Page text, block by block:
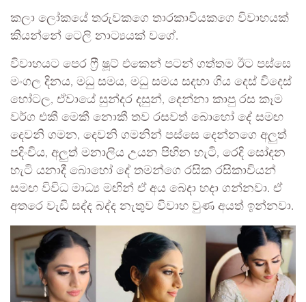
කලා ලෝකයේ තරුවකගෙ තාරකාවියකගෙ විවාහයක්
කියන්නේ ටෙලි නාට්‍යයක් වගේ.
විවාහයට පෙර ෆ්‍රී ෂූට් එකෙන් පටන් ගත්තම ඊට පස්සෙ
මංගල දිනය, මධු සමය, මධු සමය සදහා ගිය දෙස් විදෙස්
හෝටල, ඒව‍ායේ සුන්දර දසුන්, දෙන්නා කාපු රස කෑම
වර්ග එකී මෙකී නොකී තව රසවත් බොහෝ දේ සමඟ
දෙවනි ගමන, දෙවනි ගමනින් පස්සෙ දෙන්නගෙ අලුත්
පදිංචිය, අලුත් මනාලිය උයන පිහින හැටි, රෙදි සෝදන
හැටි යනාදී බොහෝ‍ දේ තමන්ගෙ රසික රසිකාවියන්
සමඟ විවිධ මාධ්‍ය මඟින් ඒ අය බෙදා හදා ගන්නවා. ඒ
අතරෙ වැඩි සද්ද බද්ද නැතුව විවාහ වුණ අයත් ඉන්නවා.